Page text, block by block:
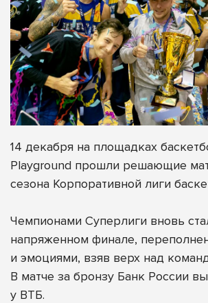
14 декабря на площадках
Playground прошли решающие
сезона Корпоративной лиги
Чемпионами Суперлиги вновь
напряженном финале,
и эмоциями, взяв верх над
В матче за бронзу Банк России
у ВТБ.